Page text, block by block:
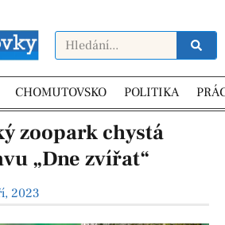
CHOMUTOVSKO POLITIKA
zoopark chystá
„Dne zvířat“
2023